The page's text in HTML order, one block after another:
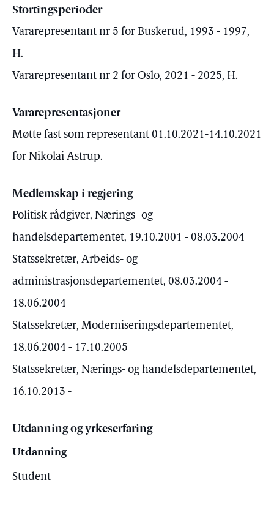
Stortingsperioder
Vararepresentant nr 5 for Buskerud, 1993 - 1997,
H.
Vararepresentant nr 2 for Oslo, 2021 - 2025, H.
Vararepresentasjoner
Møtte fast som representant 01.10.2021-14.10.2021
for Nikolai Astrup.
Medlemskap i regjering
Politisk rådgiver, Nærings- og
handelsdepartementet, 19.10.2001 - 08.03.2004
Statssekretær, Arbeids- og
administrasjonsdepartementet, 08.03.2004 -
18.06.2004
Statssekretær, Moderniseringsdepartementet,
18.06.2004 - 17.10.2005
Statssekretær, Nærings- og handelsdepartementet,
16.10.2013 -
Utdanning og yrkeserfaring
Utdanning
Student